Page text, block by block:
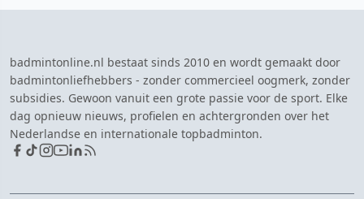
badmintonline.nl bestaat sinds 2010 en wordt gemaakt door
badmintonliefhebbers - zonder commercieel oogmerk, zonder
subsidies. Gewoon vanuit een grote passie voor de sport. Elke
dag opnieuw nieuws, profielen en achtergronden over het
Nederlandse en internationale topbadminton.